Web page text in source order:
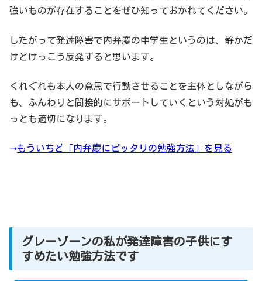
強いものが存在することをぜひ知っておかれてください。
したがって発達障害で内弁慶の中学生というのは、静かだ
けどけっこう反発すると思います。
くれぐれも本人の意思で行動させることを主体としながら
も、ふんわりと間接的にサポートしていくという対処がも
っとも適切になります。
➝もういちど「内弁慶にピッタリの勉強方法」を見る
グレーゾーンの私が発達障害の子供にす
すめたい勉強方法です